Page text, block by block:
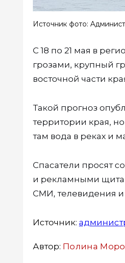
Источник фото:
С 18 по 21 мая в
грозами, крупный
восточной части
Такой прогноз
территории края,
там вода в реках и
Спасатели просят
и рекламными
СМИ, телевидения и
Источник:
Автор: Полина